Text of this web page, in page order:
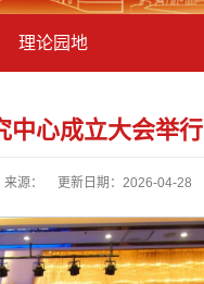
理论园地
中心成立大会举行
来源： 更新日期：2026-04-28